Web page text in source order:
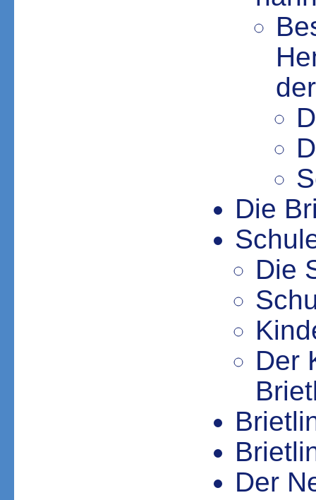
Die
Die
Der
Der